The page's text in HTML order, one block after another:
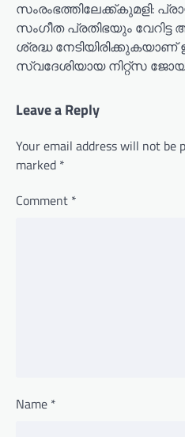
സംരംഭത്തിലേക്ക്കുമളി:
സംഗീത പ്രതിഭയും
ശ്രദ്ധ നേടിയിരിക്കുകയാണ്
സ്വദേശിയായ നിറ്റ്സ
Leave a Reply
Your email address will not be
marked *
Comment *
Name *